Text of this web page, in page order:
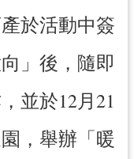
於活動中簽
」後，隨即
並於12月21
，舉辦「暖